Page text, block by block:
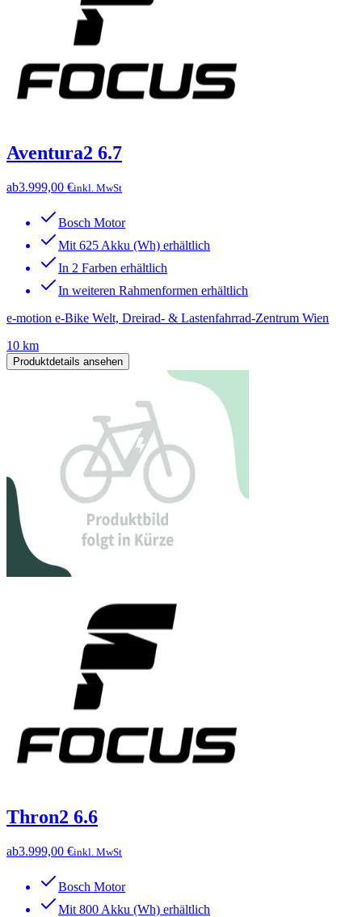
Aventura2 6.7
ab3.999,00 €inkl. MwSt
Bosch Motor
Mit 625 Akku (Wh) erhältlich
In 2 Farben erhältlich
In weiteren Rahmenformen erhältlich
e-motion e-Bike Welt, Dreirad- & Lastenfahrrad-Zentrum Wien
10 km
Produktdetails ansehen
Thron2 6.6
ab3.999,00 €inkl. MwSt
Bosch Motor
Mit 800 Akku (Wh) erhältlich